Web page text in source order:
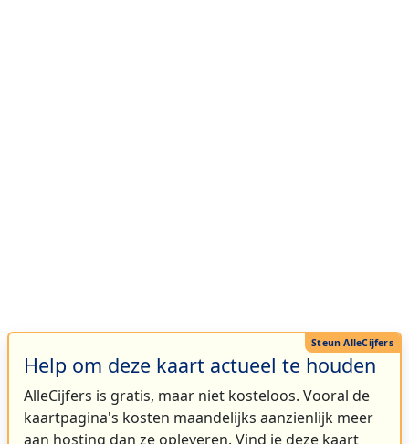
Help om deze kaart actueel te houden
AlleCijfers is gratis, maar niet kosteloos. Vooral de
kaartpagina's kosten maandelijks aanzienlijk meer
aan hosting dan ze opleveren. Vind je deze kaart